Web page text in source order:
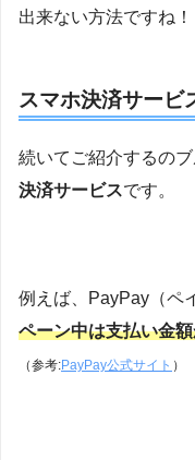
出来ない方法ですね！
スマホ決済サービ
続いてご紹介するの
決済サービスです。
例えば、PayPay（ペ
ペーン中は支払い金
（参考:PayPay公式サイト ）